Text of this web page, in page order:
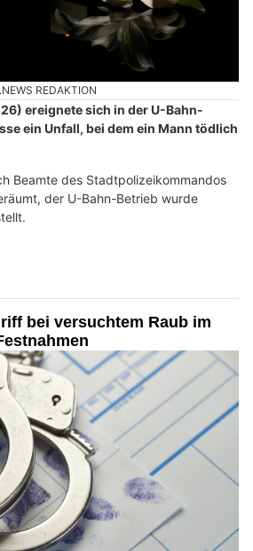
REDAKTION
ereignete sich in der U-Bahn-
ein Unfall, bei dem ein Mann tödlich
Beamte des Stadtpolizeikommandos
der U-Bahn-Betrieb wurde
bei versuchtem Raub im